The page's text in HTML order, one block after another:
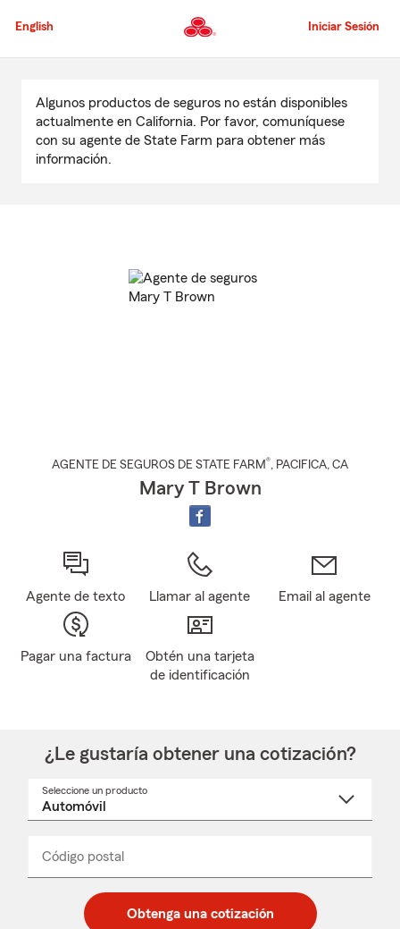
al
principal
English Iniciar Sesión
contenido
principal
Algunos productos de seguros no están disponibles
actualmente en California. Por favor, comuníquese
con su agente de State Farm para obtener más
información.
AGENTE DE SEGUROS DE STATE FARM®, PACIFICA, CA
Mary T Brown
Agente de texto Llamar al agente Email al agente
Pagar una factura
Obtén una tarjeta
de identificación
¿Le gustaría obtener una cotización?
Seleccione un producto
desplegable
Código postal
de
de
_____
Obtenga una cotización